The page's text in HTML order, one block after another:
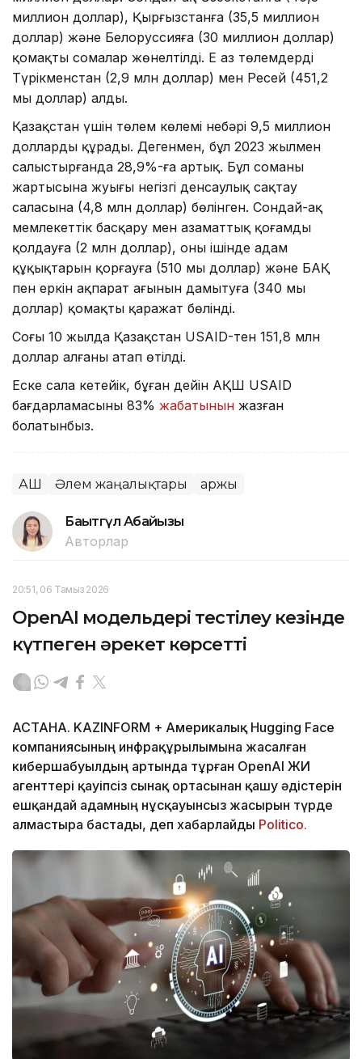
миллион доллар), Қырғызстанға (35,5 миллион
доллар) және Белоруссияға (30 миллион доллар)
қомақты сомалар жөнелтілді. Ең аз төлемдерді
Түрікменстан (2,9 млн доллар) мен Ресей (451,2
мың доллар) алды.
Қазақстан үшін төлем көлемі небәрі 9,5 миллион
долларды құрады. Дегенмен, бұл 2023 жылмен
салыстырғанда 28,9%-ға артық. Бұл соманың
жартысына жуығы негізгі денсаулық сақтау
саласына (4,8 млн доллар) бөлінген. Сондай-ақ
мемлекеттік басқару мен азаматтық қоғамды
қолдауға (2 млн доллар), оның ішінде адам
құқықтарын қорғауға (510 мың доллар) және БАҚ
пен еркін ақпарат ағынын дамытуға (340 мың
доллар) қомақты қаражат бөлінді.
Соңғы 10 жылда Қазақстан USAID-тен 151,8 млн
доллар алғаны атап өтілді.
Еске сала кетейік, бұған дейін АҚШ USAID
бағдарламасының 83% жабатынын жазған
болатынбыз.
АҚШ Әлем жаңалықтары Қаржы
Бақытгүл Абайқызы
Авторлар
20:51, 06 Тамыз 2026
OpenAI модельдері тестілеу кезінде
күтпеген әрекет көрсетті
АСТАНА. KAZINFORM + Америкалық Hugging Face
компаниясының инфрақұрылымына жасалған
кибершабуылдың артында тұрған OpenAI ЖИ
агенттері қауіпсіз сынақ ортасынан қашу әдістерін
ешқандай адамның нұсқауынсыз жасырын түрде
алмастыра бастады, деп хабарлайды Politico.